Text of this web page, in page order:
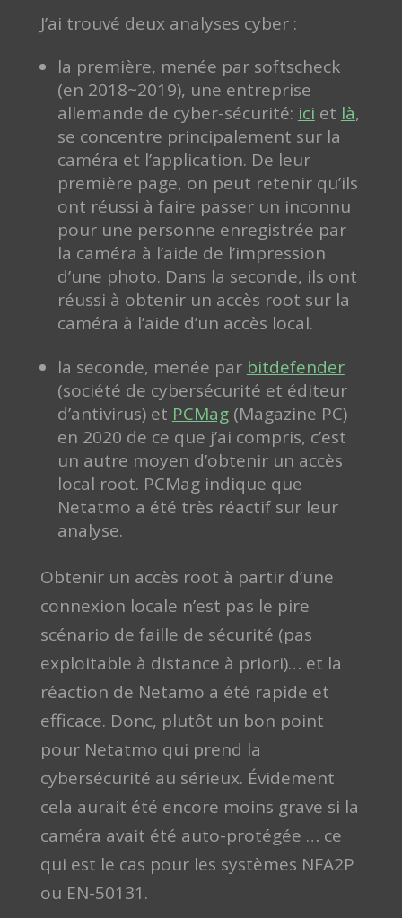
J’ai trouvé deux analyses cyber :
la première, menée par softscheck
(en 2018~2019), une entreprise
allemande de cyber-sécurité: ici et là,
se concentre principalement sur la
caméra et l’application. De leur
première page, on peut retenir qu’ils
ont réussi à faire passer un inconnu
pour une personne enregistrée par
la caméra à l’aide de l’impression
d’une photo. Dans la seconde, ils ont
réussi à obtenir un accès root sur la
caméra à l’aide d’un accès local.
la seconde, menée par bitdefender
(société de cybersécurité et éditeur
d’antivirus) et PCMag(Magazine PC)
en 2020 de ce que j’ai compris, c’est
un autre moyen d’obtenir un accès
local root. PCMag indique que
Netatmo a été très réactif sur leur
analyse.
Obtenir un accès root à partir d’une
connexion locale n’est pas le pire
scénario de faille de sécurité (pas
exploitable à distance à priori)… et la
réaction de Netamo a été rapide et
efficace. Donc, plutôt un bon point
pour Netatmo qui prend la
cybersécurité au sérieux. Évidement
cela aurait été encore moins grave si la
caméra avait été auto-protégée … ce
qui est le cas pour les systèmes NFA2P
ou EN-50131.